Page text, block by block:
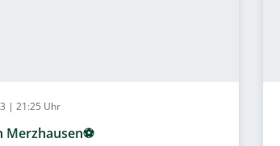
| 21:25 Uhr
Merzhausen⚽